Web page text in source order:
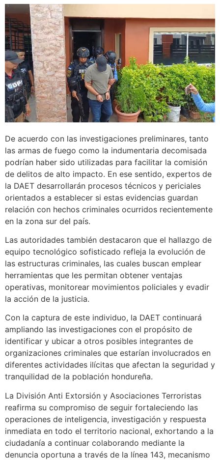
De acuerdo con las investigaciones preliminares, tanto
las armas de fuego como la indumentaria decomisada
podrían haber sido utilizadas para facilitar la comisión
de delitos de alto impacto. En ese sentido, expertos de
la DAET desarrollarán procesos técnicos y periciales
orientados a establecer si estas evidencias guardan
relación con hechos criminales ocurridos recientemente
en la zona sur del país.
Las autoridades también destacaron que el hallazgo de
equipo tecnológico sofisticado refleja la evolución de
las estructuras criminales, las cuales buscan emplear
herramientas que les permitan obtener ventajas
operativas, monitorear movimientos policiales y evadir
la acción de la justicia.
Con la captura de este individuo, la DAET continuará
ampliando las investigaciones con el propósito de
identificar y ubicar a otros posibles integrantes de
organizaciones criminales que estarían involucrados en
diferentes actividades ilícitas que afectan la seguridad y
tranquilidad de la población hondureña.
La División Anti Extorsión y Asociaciones Terroristas
reafirma su compromiso de seguir fortaleciendo las
operaciones de inteligencia, investigación y respuesta
inmediata en todo el territorio nacional, exhortando a la
ciudadanía a continuar colaborando mediante la
denuncia oportuna a través de la línea 143, mecanismo